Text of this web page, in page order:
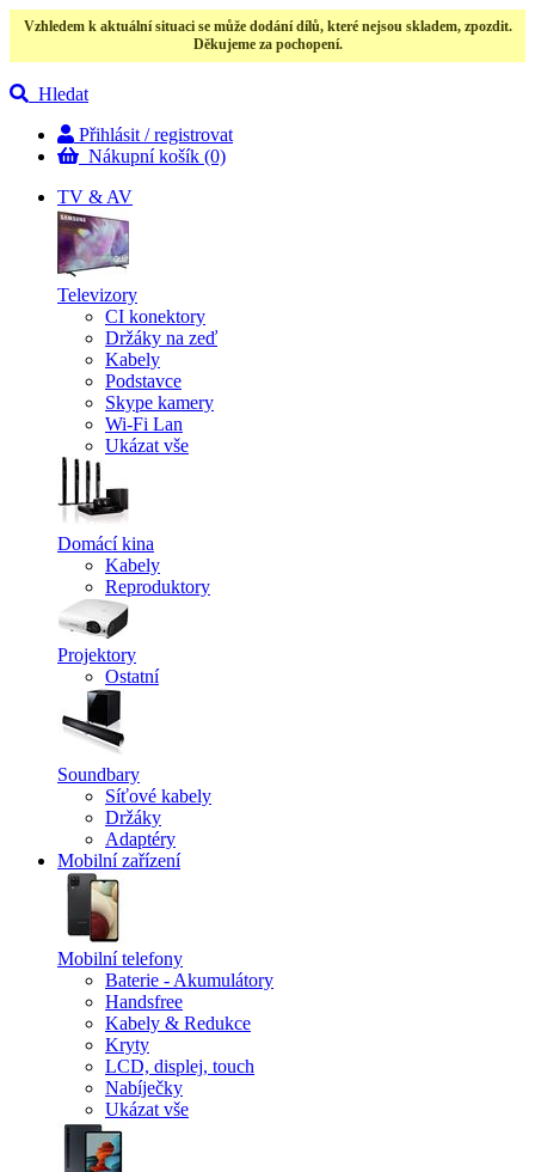
Vzhledem k aktuální situaci se může dodání dílů, které nejsou skladem, zpozdit.
Děkujeme za pochopení.
Hledat
Přihlásit / registrovat
Nákupní košík (0)
TV & AV
Televizory
CI konektory
Držáky na zeď
Kabely
Podstavce
Skype kamery
Wi-Fi Lan
Ukázat vše
Domácí kina
Kabely
Reproduktory
Projektory
Ostatní
Soundbary
Síťové kabely
Držáky
Adaptéry
Mobilní zařízení
Mobilní telefony
Baterie - Akumulátory
Handsfree
Kabely & Redukce
Kryty
LCD, displej, touch
Nabíječky
Ukázat vše